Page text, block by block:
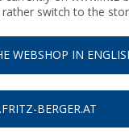
switch to the
WEBSHOP IN
BERGER.AT